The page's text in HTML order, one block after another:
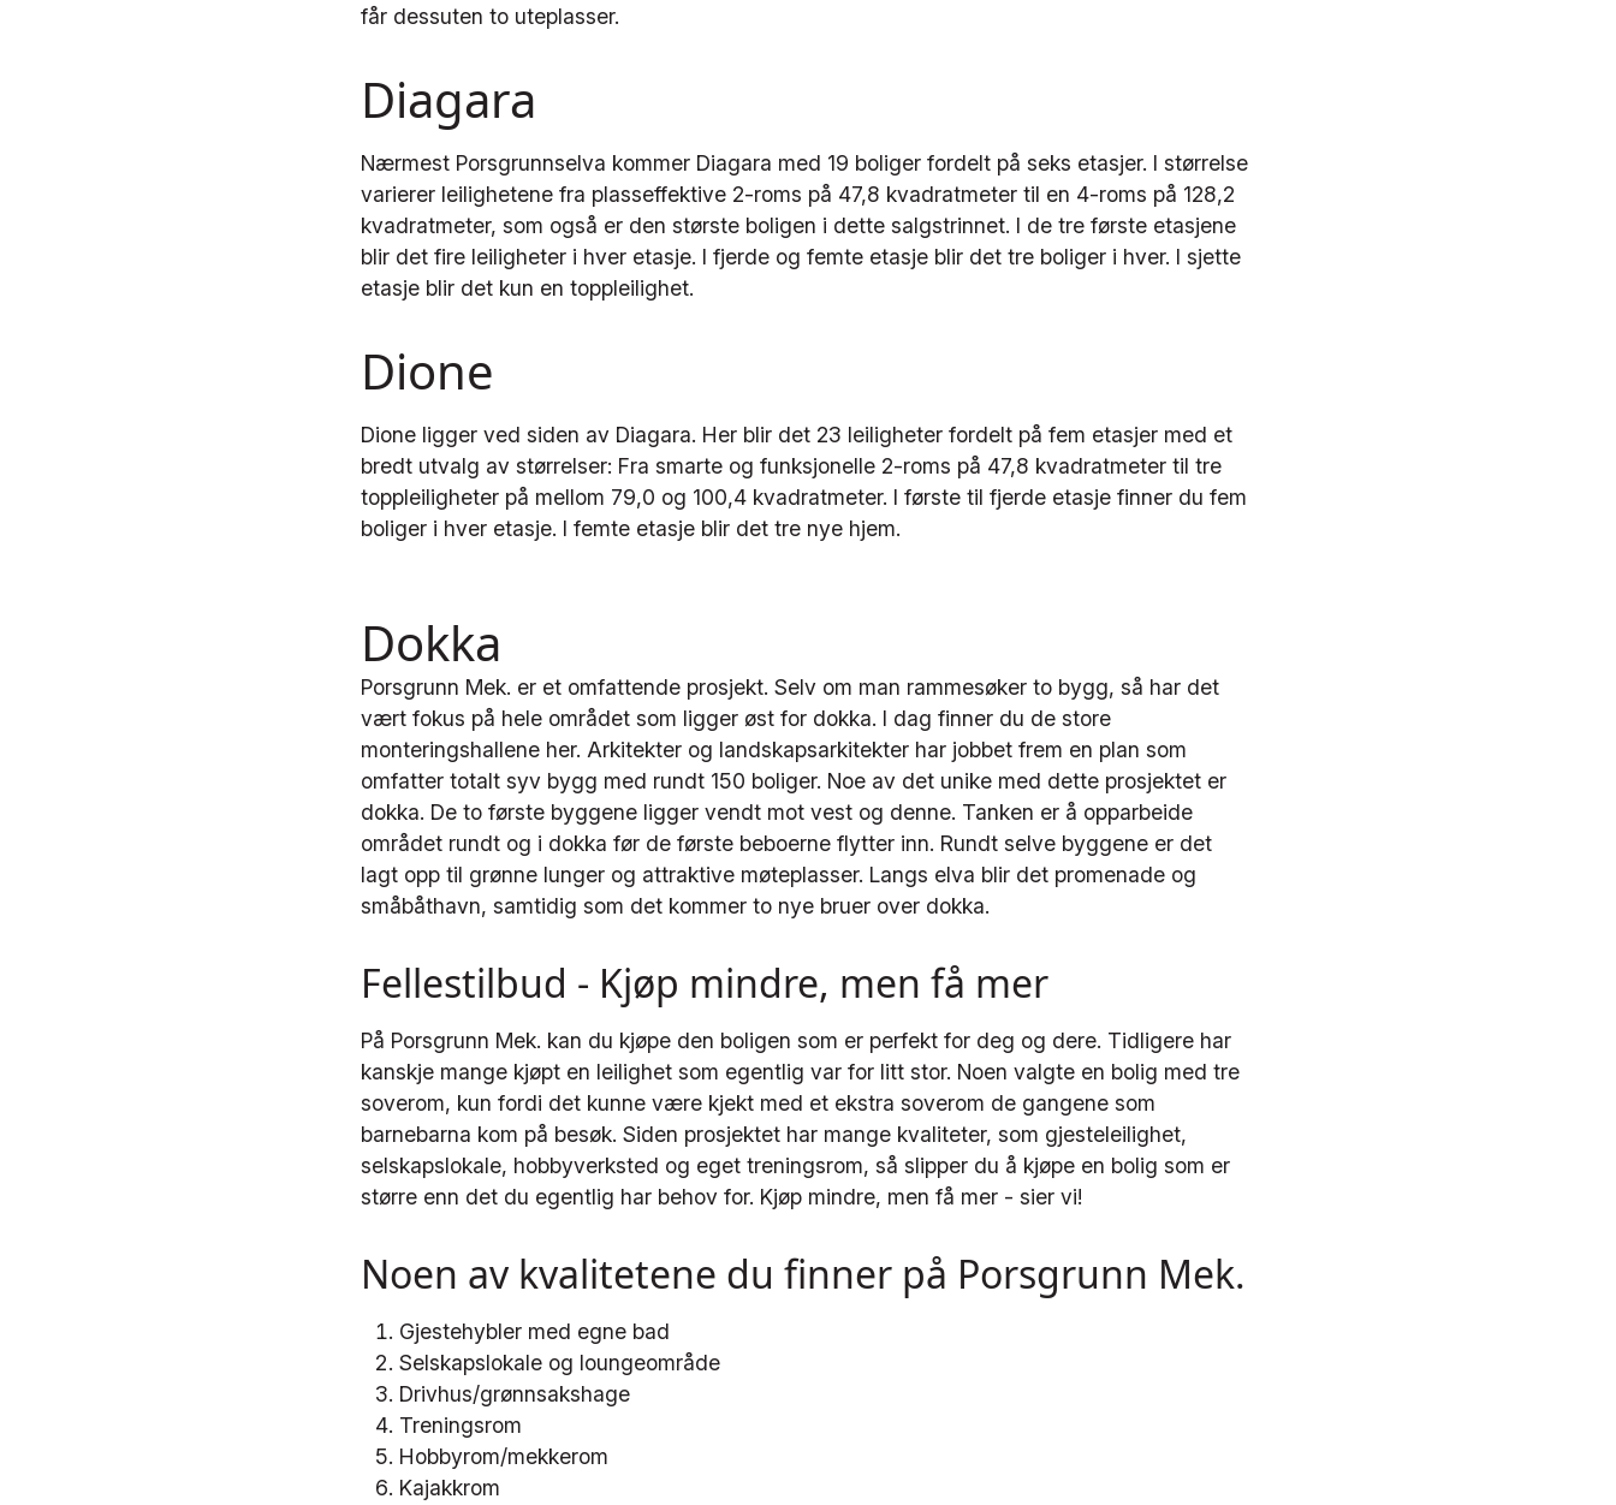
får dessuten to uteplasser.
Diagara
Nærmest Porsgrunnselva kommer Diagara med 19 boliger fordelt på seks etasjer. I størrelse
varierer leilighetene fra plasseffektive 2-roms på 47,8 kvadratmeter til en 4-roms på 128,2
kvadratmeter, som også er den største boligen i dette salgstrinnet. I de tre første etasjene
blir det fire leiligheter i hver etasje. I fjerde og femte etasje blir det tre boliger i hver. I sjette
etasje blir det kun en toppleilighet.
Dione
Dione ligger ved siden av Diagara. Her blir det 23 leiligheter fordelt på fem etasjer med et
bredt utvalg av størrelser: Fra smarte og funksjonelle 2-roms på 47,8 kvadratmeter til tre
toppleiligheter på mellom 79,0 og 100,4 kvadratmeter. I første til fjerde etasje finner du fem
boliger i hver etasje. I femte etasje blir det tre nye hjem.
Dokka
Porsgrunn Mek. er et omfattende prosjekt. Selv om man rammesøker to bygg, så har det
vært fokus på hele området som ligger øst for dokka. I dag finner du de store
monteringshallene her. Arkitekter og landskapsarkitekter har jobbet frem en plan som
omfatter totalt syv bygg med rundt 150 boliger. Noe av det unike med dette prosjektet er
dokka. De to første byggene ligger vendt mot vest og denne. Tanken er å opparbeide
området rundt og i dokka før de første beboerne flytter inn. Rundt selve byggene er det
lagt opp til grønne lunger og attraktive møteplasser. Langs elva blir det promenade og
småbåthavn, samtidig som det kommer to nye bruer over dokka.
Fellestilbud - Kjøp mindre, men få mer
På Porsgrunn Mek. kan du kjøpe den boligen som er perfekt for deg og dere. Tidligere har
kanskje mange kjøpt en leilighet som egentlig var for litt stor. Noen valgte en bolig med tre
soverom, kun fordi det kunne være kjekt med et ekstra soverom de gangene som
barnebarna kom på besøk. Siden prosjektet har mange kvaliteter, som gjesteleilighet,
selskapslokale, hobbyverksted og eget treningsrom, så slipper du å kjøpe en bolig som er
større enn det du egentlig har behov for. Kjøp mindre, men få mer - sier vi!
Noen av kvalitetene du finner på Porsgrunn Mek.
Gjestehybler med egne bad
Selskapslokale og loungeområde
Drivhus/grønnsakshage
Treningsrom
Hobbyrom/mekkerom
Kajakkrom